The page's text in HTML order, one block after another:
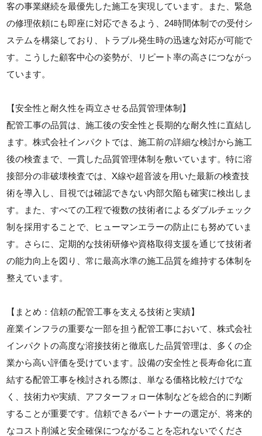
客の事業継続を最優先した施工を実現しています。また、緊急
の修理依頼にも即座に対応できるよう、24時間体制での受付シ
ステムを構築しており、トラブル発生時の迅速な対応が可能で
す。こうした顧客中心の姿勢が、リピート率の高さにつながっ
ています。
【安全性と耐久性を両立させる品質管理体制】
配管工事の品質は、施工後の安全性と長期的な耐久性に直結し
ます。株式会社インパクトでは、施工前の詳細な検討から施工
後の検査まで、一貫した品質管理体制を敷いています。特に溶
接部分の非破壊検査では、X線や超音波を用いた最新の検査技
術を導入し、目視では確認できない内部欠陥も確実に検出しま
す。また、すべての工程で複数の技術者によるダブルチェック
制を採用することで、ヒューマンエラーの防止にも努めていま
す。さらに、定期的な技術研修や資格取得支援を通じて技術者
の能力向上を図り、常に最高水準の施工品質を維持する体制を
整えています。
【まとめ：信頼の配管工事を支える技術と実績】
産業インフラの重要な一部を担う配管工事において、株式会社
インパクトの高度な溶接技術と徹底した品質管理は、多くの企
業から高い評価を受けています。設備の安全性と長寿命化に直
結する配管工事を検討される際は、単なる価格比較だけでな
く、技術力や実績、アフターフォロー体制などを総合的に判断
することが重要です。信頼できるパートナーの選定が、将来的
なコスト削減と安全確保につながることを忘れないでくださ